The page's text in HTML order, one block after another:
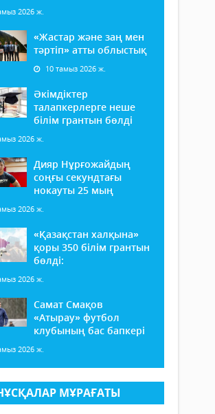
2026 ж.
«Жастар және заң мен
тәртіп» атты облыстық
10 тамыз 2026 ж.
Әкімдіктер
талапкерлерге неше
білім грантын бөлді
2026 ж.
Дияр Нұрғожайдың
соңғы секундтағы
нокауты 25 мың
2026 ж.
«Қазақстан халқына»
қоры 350 білім грантын
бөлді:
2026 ж.
Самат Смақов
«Атырау» футбол
клубының бас бапкері
2026 ж.
МҰРАҒАТЫ